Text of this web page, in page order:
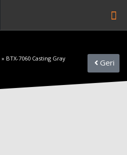
» BTX-7060 Casting Gray
Geri